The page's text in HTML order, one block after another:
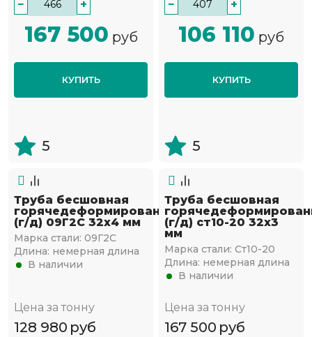
− +
167 500 руб
КУПИТЬ
5
− +
106 110 руб
КУПИТЬ
5
Труба бесшовная
горячедеформированная
(г/д) 09Г2С 32х4 мм
Марка стали: 09Г2С
Длина: немерная длина
В наличии
Цена за тонну
128 980 руб
Труба бесшовная
(г/д) ст10-20 32х3
мм
Марка стали: Ст10-20
Длина: немерная длина
В наличии
Цена за тонну
167 500 руб